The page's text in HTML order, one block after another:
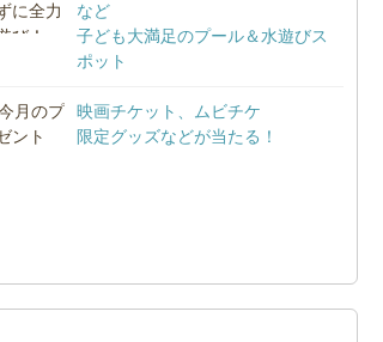
など
子ども大満足のプール＆水遊びス
ポット
映画チケット、ムビチケ
限定グッズなどが当たる！